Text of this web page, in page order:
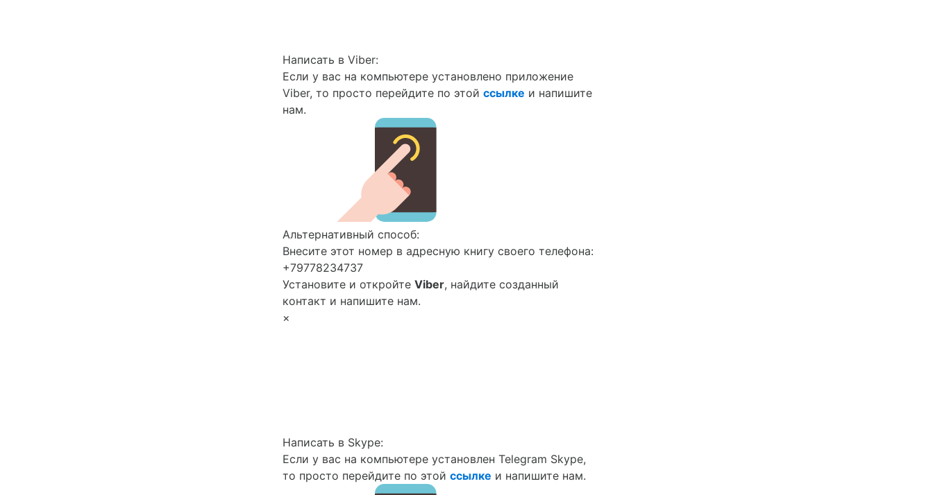
Написать в Viber:
Если у вас на компьютере установлено приложение
Viber, то просто перейдите по этой ссылке и напишите
нам.
Альтернативный способ:
Внесите этот номер в адресную книгу своего телефона:
+79778234737
Установите и откройте Viber, найдите созданный
контакт и напишите нам.
×
Написать в Skype:
Если у вас на компьютере установлен Telegram Skype,
то просто перейдите по этой ссылке и напишите нам.